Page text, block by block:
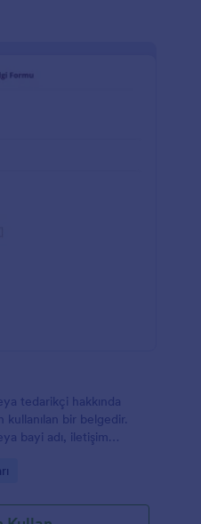
tedarikçi hakkında
bir belgedir.
bayi adı, iletişim
sorulduğu form
posta adresini ve